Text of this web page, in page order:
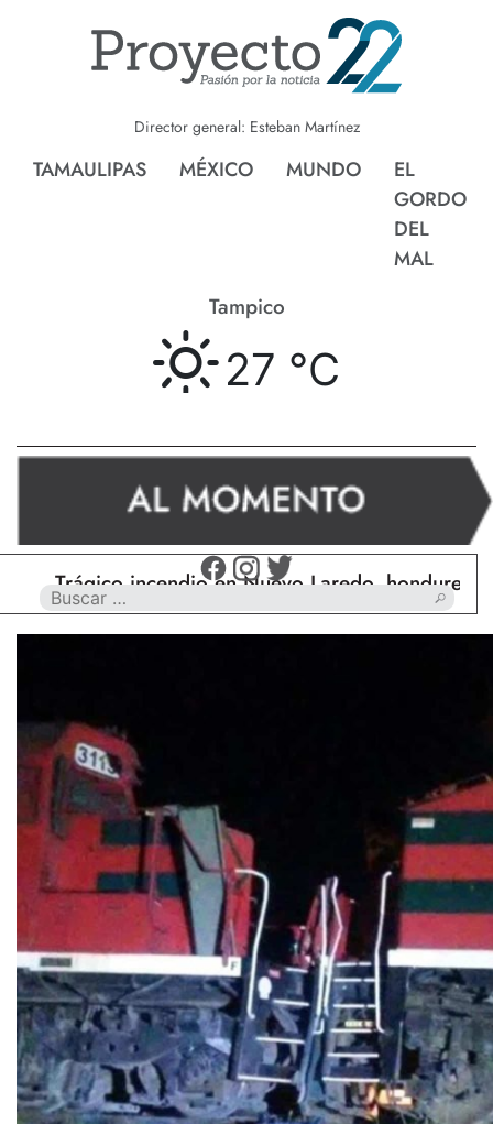
Director general: Esteban Martínez
TAMAULIPAS MÉXICO MUNDO
EL
GORDO
DEL
MAL
Tampico
27 °C
Trágico incendio en Nuevo Laredo, hondureño